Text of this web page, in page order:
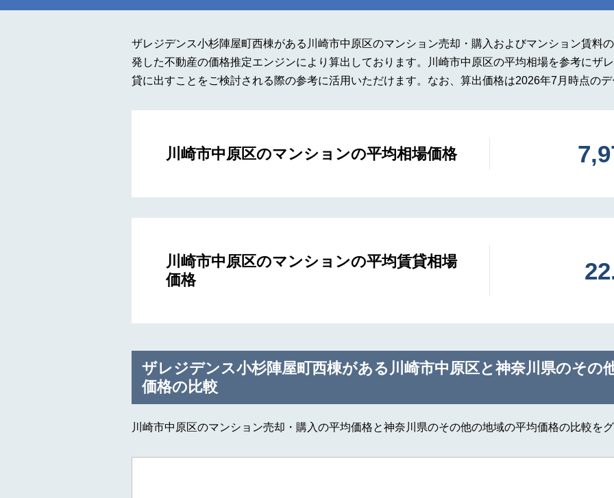
ザレジデンス小杉陣屋町西棟がある川崎市中原区のマンション売却・購入およびマンション賃料
発した不動産の価格推定エンジンにより算出しております。川崎市中原区の平均相場を参考にザ
貸に出すことをご検討される際の参考に活用いただけます。なお、算出価格は2026年7月時点の
川崎市中原区のマンションの平均相場価格
川崎市中原区のマンションの平均賃貸相場
価格
ザレジデンス小杉陣屋町西棟がある川崎市中原区と神奈川県のその
価格の比較
川崎市中原区のマンション売却・購入の平均価格と神奈川県のその他の地域の平均価格の比較を